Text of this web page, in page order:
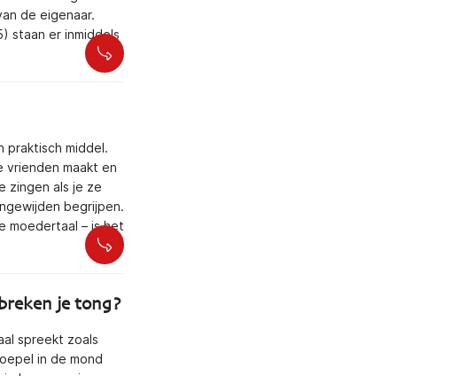
de eigenaar.
staan er inmiddels
praktisch middel.
vrienden maakt en
zingen als je ze
begrijpen.
moedertaal – is het
je tong?
spreekt zoals
in de mond